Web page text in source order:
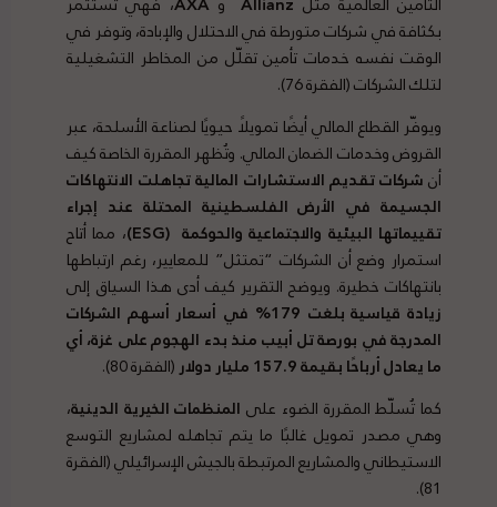
بكثافة في شركات متورطة في الاحتلال والإبادة، وتوفر في
الوقت نفسه خدمات تأمين تقلّل من المخاطر التشغيلية
لتلك الشركات (الفقرة 76).
ويوفّر القطاع المالي أيضًا تمويلًا حيويًا لصناعة الأسلحة، عبر
القروض وخدمات الضمان المالي. وتُظهر المقررة الخاصة كيف
أنشركات تقديم الاستشارات المالية تجاهلت الانتهاكات
الجسيمة في الأرض الفلسطينية المحتلة عند إجراء
تقييماتها البيئية والاجتماعية والحوكمة (ESG)
، مما أتاح
استمرار وضع أن الشركات “تمتثل” للمعايير، رغم ارتباطها
بانتهاكات خطيرة. ويوضح التقرير كيف أدى هذا السياق إلى
زيادة قياسية بلغت 179% في أسعار أسهم الشركات
المدرجة في بورصة تل أبيب منذ بدء الهجوم على غزة، أي
ما يعادل أرباحًا بقيمة 157.9 مليار دولار
(الفقرة 80).
كما تُسلّط المقررة الضوء على المنظمات الخيرية الدينية،
وهي مصدر تمويل غالبًا ما يتم تجاهله لمشاريع التوسع
الاستيطاني والمشاريع المرتبطة بالجيش الإسرائيلي (الفقرة
81).